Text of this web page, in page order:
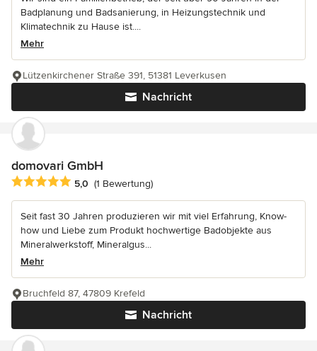
Badplanung und Badsanierung, in Heizungstechnik und
Klimatechnik zu Hause ist....
Mehr
Nachricht
Lützenkirchener Straße 391, 51381 Leverkusen
domovari GmbH
Durchschnittliche Bewertung: 5 von 5 Sternen
5,0 (1 Bewertung)
Seit fast 30 Jahren produzieren wir mit viel Erfahrung, Know-
how und Liebe zum Produkt hochwertige Badobjekte aus
Mineralwerkstoff, Mineralgus...
Mehr
Nachricht
Bruchfeld 87, 47809 Krefeld